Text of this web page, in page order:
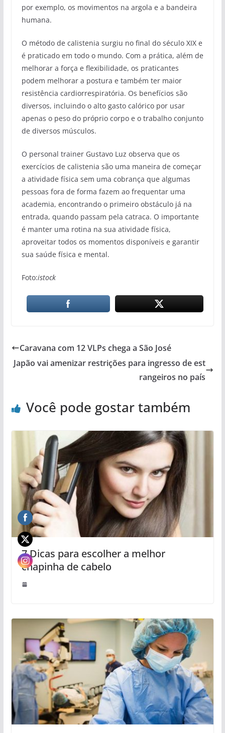
por exemplo, os movimentos na argola e a bandeira
humana.
O método de calistenia surgiu no final do século XIX e
é praticado em todo o mundo. Com a prática, além de
melhorar a força e flexibilidade, os praticantes
podem melhorar a postura e também ter maior
resistência cardiorrespiratória. Os benefícios são
diversos, incluindo o alto gasto calórico por usar
apenas o peso do próprio corpo e o trabalho conjunto
de diversos músculos.
O personal trainer Gustavo Luz observa que os
exercícios de calistenia são uma maneira de começar
a atividade física sem uma cobrança que algumas
pessoas fora de forma fazem ao frequentar uma
academia, encontrando o primeiro obstáculo já na
entrada, quando passam pela catraca. O importante
é manter uma rotina na sua atividade física,
aproveitar todos os momentos disponíveis e garantir
sua saúde física e mental.
Foto:istock
Caravana com 12 VLPs chega a São José
Japão vai amenizar restrições para ingresso de est
rangeiros no país
Você pode gostar também
7 Dicas para escolher a melhor
chapinha de cabelo